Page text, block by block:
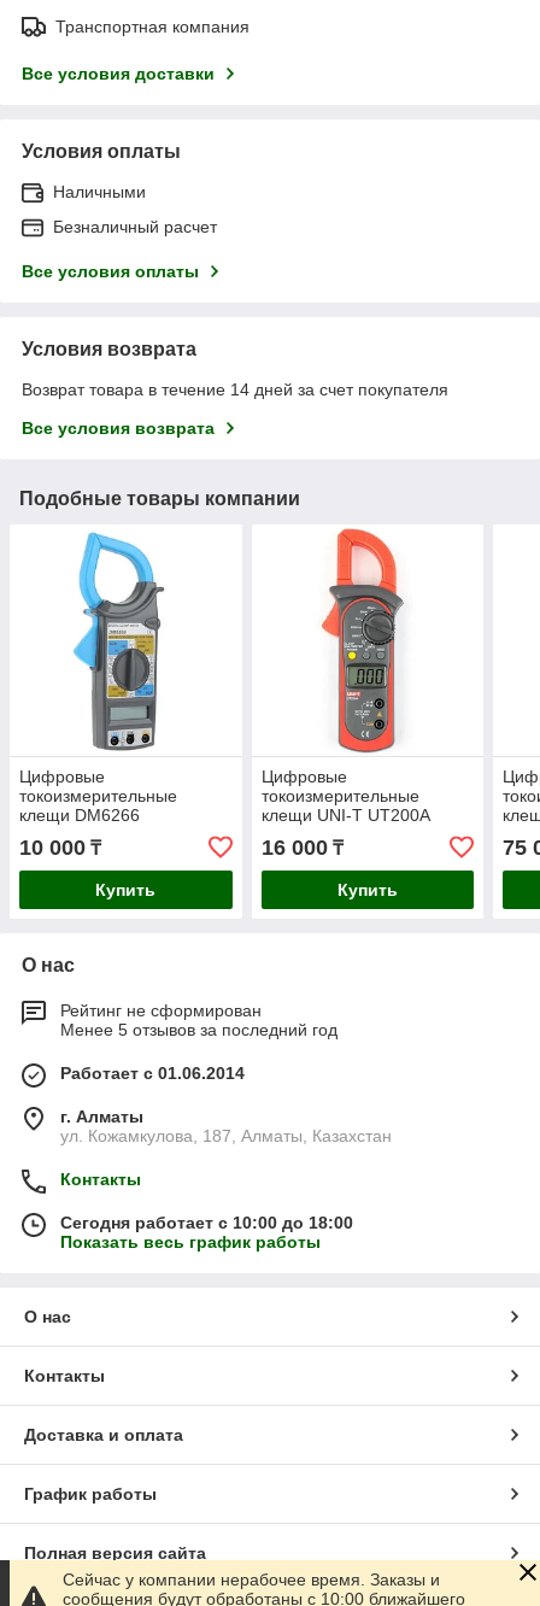
Транспортная компания
Все условия доставки
Условия оплаты
Наличными
Безналичный расчет
Все условия оплаты
Условия возврата
Возврат товара в течение 14 дней за счет покупателя
Все условия возврата
Подобные товары компании
Цифровые
токоизмерительные
клещи DM6266
10 000 ₸
Купить
Цифровые
токоизмерительные
клещи UNI-T UT200A
16 000₸
Купить
75
О нас
Рейтинг не сформирован
Менее 5 отзывов за последний год
Работает с 01.06.2014
г. Алматы
ул. Кожамкулова, 187, Алматы, Казахстан
Контакты
Сегодня работает с 10:00 до 18:00
Показать весь график работы
О нас
Контакты
Доставка и оплата
График работы
Полная версия сайта
Сейчас у компании нерабочее время. Заказы и
сообщения будут обработаны с 10:00 ближайшего